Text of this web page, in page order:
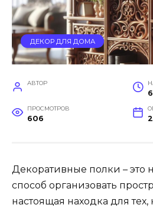
ДЕКОР ДЛЯ ДОМА
АВТОР
ПРОСМОТРОВ
606
Декоративные полки – это
способ организовать
настоящая находка для тех,